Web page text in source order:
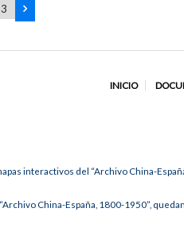
INICIO
interactivos del “Archivo China-
China-España, 1800-1950”,